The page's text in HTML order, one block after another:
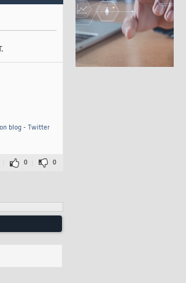
blog - Twitter
0 0